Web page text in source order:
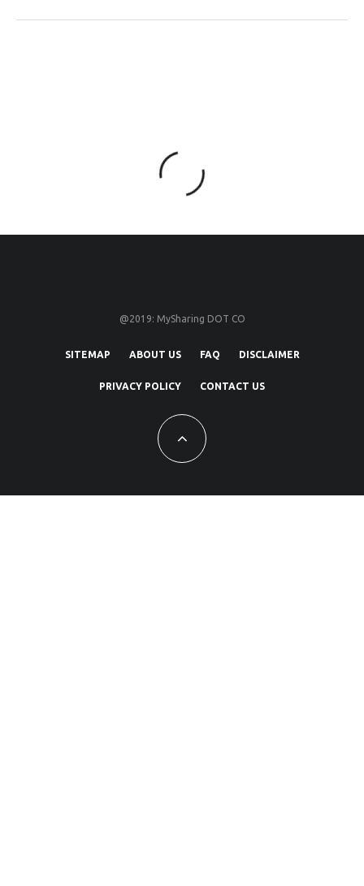
@2019: MySharing DOT CO
SITEMAP ABOUT US FAQ DISCLAIMER
PRIVACY POLICY CONTACT US